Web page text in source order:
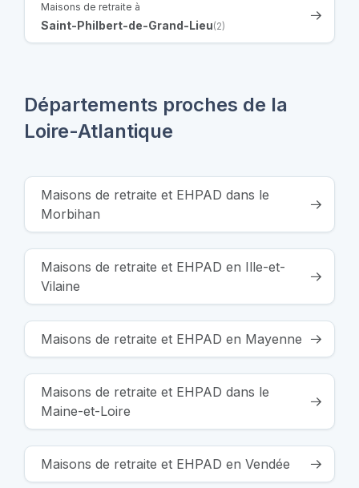
Maisons de retraite à
Saint-Philbert-de-Grand-Lieu(2)
Départements proches de la
Loire-Atlantique
Maisons de retraite et EHPAD dans le
Morbihan
Maisons de retraite et EHPAD en Ille-et-
Vilaine
Maisons de retraite et EHPAD en Mayenne
Maisons de retraite et EHPAD dans le
Maine-et-Loire
Maisons de retraite et EHPAD en Vendée